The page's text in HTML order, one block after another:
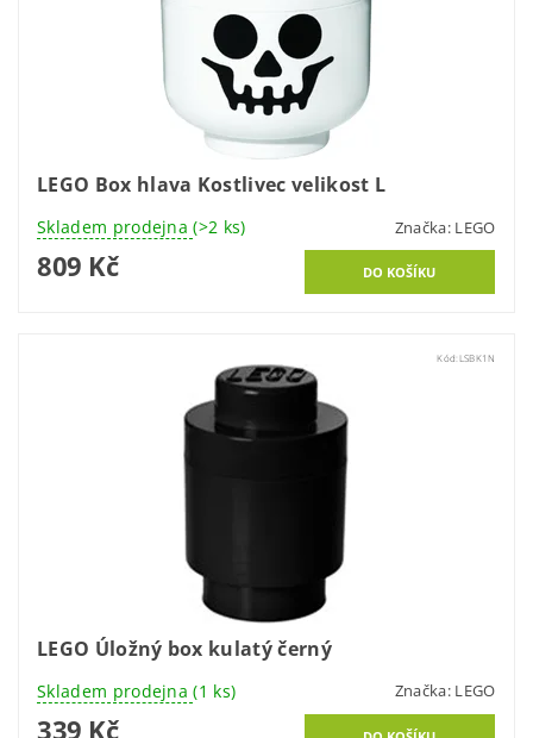
LEGO Box hlava Kostlivec velikost L
Skladem prodejna(>2 ks) Značka: LEGO
809 Kč
Kód: LSBK1N
LEGO Úložný box kulatý černý
Skladem prodejna(1 ks) Značka: LEGO
339 Kč